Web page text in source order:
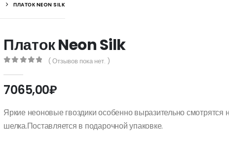
ПЛАТОК NEON SILK
Платок Neon Silk
( Отзывов пока нет. )
7065,00₽
Яркие неоновые гвоздики особенно выразительно смотрятся
шелка.Поставляется в подарочной упаковке.